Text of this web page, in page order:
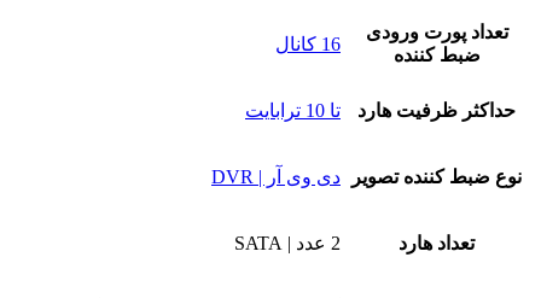
تعداد پورت ورودی
ضبط کننده
16 کانال
حداکثر ظرفیت هارد تا 10 ترابایت
نوع ضبط کننده تصویر دی وی آر | DVR
تعداد هارد 2 عدد | SATA